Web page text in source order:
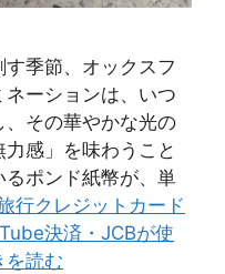
季節、オックスフ
ーションは、いつ
、その華やかな光の
感」を味わうこと
ポンド紙幣が、単
行クレジットカード
決済・JCBが使
を読む